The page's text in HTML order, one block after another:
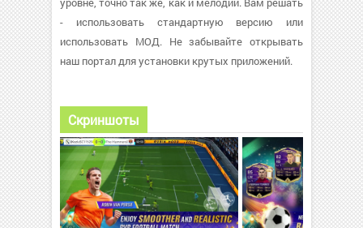
- использовать стандартную версию или
использовать МОД. Не забывайте открывать
наш портал для установки крутых приложений.
Скриншоты